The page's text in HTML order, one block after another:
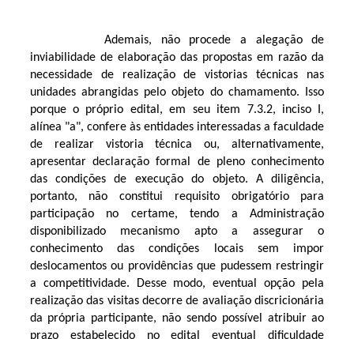
Ademais, não procede a alegação de
inviabilidade de elaboração das propostas em razão da
necessidade de realização de vistorias técnicas nas
unidades abrangidas pelo objeto do chamamento. Isso
porque o próprio edital, em seu item 7.3.2, inciso I,
alínea "a", confere às entidades interessadas a faculdade
de realizar vistoria técnica ou, alternativamente,
apresentar declaração formal de pleno conhecimento
das condições de execução do objeto. A diligência,
portanto, não constitui requisito obrigatório para
participação no certame, tendo a Administração
disponibilizado mecanismo apto a assegurar o
conhecimento das condições locais sem impor
deslocamentos ou providências que pudessem restringir
a competitividade. Desse modo, eventual opção pela
realização das visitas decorre de avaliação discricionária
da própria participante, não sendo possível atribuir ao
prazo estabelecido no edital eventual dificuldade